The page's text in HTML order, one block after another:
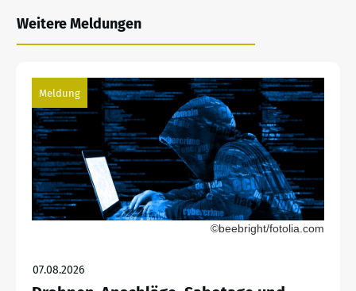
Weitere Meldungen
Meldung
©beebright/fotolia.com
07.08.2026